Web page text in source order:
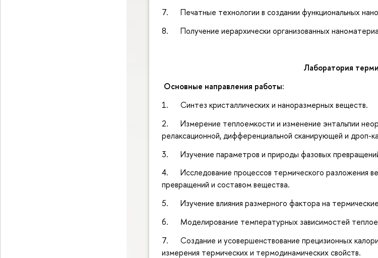
7. Печатные технологии в создании функциональных
8. Получение иерархически организованных
Лаборатория
Основные направления работы:
1. Синтез кристаллических и наноразмерных веществ.
2. Измерение теплоемкости и изменение энтальпии
релаксационной, дифференциальной сканирующей и дроп-
3. Изучение параметров и природы фазовых
4. Исследование процессов термического разложения
превращений и составом вещества.
5. Изучение влияния размерного фактора на
6. Моделирование температурных зависимостей
7. Создание и усовершенствование прецизионных
измерения термических и термодинамических свойств.